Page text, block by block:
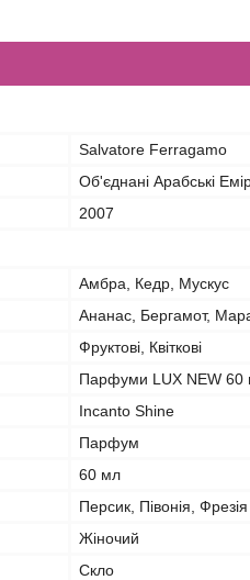
Salvatore Ferragamo
Об'єднані Арабські
2007
Амбра, Кедр, Мускус
Ананас, Бергамот,
Фруктові, Квіткові
Парфуми LUX NEW 60
Incanto Shine
Парфум
60 мл
Персик, Півонія, Фрезія
Жіночий
Скло